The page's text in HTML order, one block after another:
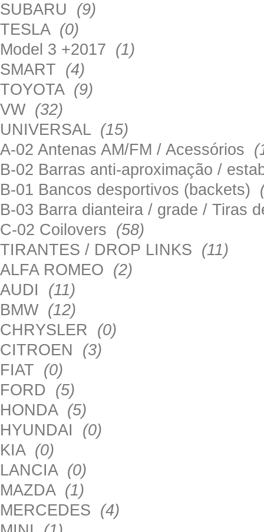
SUBARU (9)
TESLA (0)
Model 3 +2017 (1)
SMART (4)
TOYOTA (9)
VW (32)
UNIVERSAL (15)
A-02 Antenas AM/FM / Acessórios
B-02 Barras anti-aproximação /
B-01 Bancos desportivos (backets)
B-03 Barra dianteira / grade / Tiras
C-02 Coilovers (58)
TIRANTES / DROP LINKS (11)
ALFA ROMEO (2)
AUDI (11)
BMW (12)
CHRYSLER (0)
CITROEN (3)
FIAT (0)
FORD (5)
HONDA (5)
HYUNDAI (0)
KIA (0)
LANCIA (0)
MAZDA (1)
MERCEDES (4)